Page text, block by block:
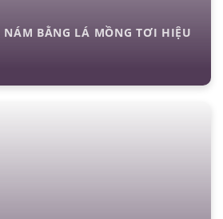
BẰNG LÁ MỒNG TƠI HIỆU